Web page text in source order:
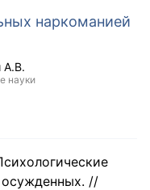
наркоманией
А.В.
науки
//